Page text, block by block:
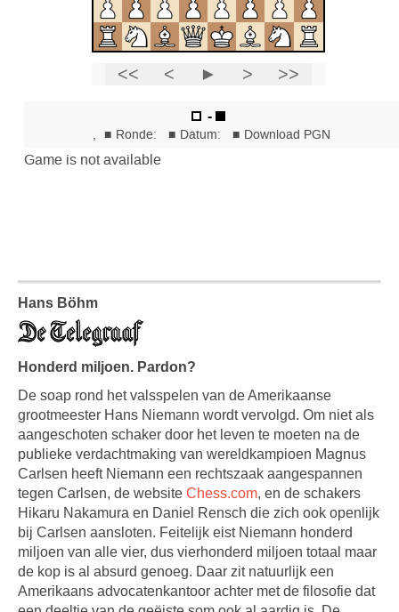
Hans Böhm
Honderd miljoen. Pardon?
De soap rond het valsspelen van de Amerikaanse
grootmeester Hans Niemann wordt vervolgd. Om niet als
aangeschoten schaker door het leven te moeten na de
publieke verdachtmaking van wereldkampioen Magnus
Carlsen heeft Niemann een rechtszaak aangespannen
tegen Carlsen, de website Chess.com, en de schakers
Hikaru Nakamura en Daniel Rensch die zich ook openlijk
bij Carlsen aansloten. Feitelijk eist Niemann honderd
miljoen van alle vier, dus vierhonderd miljoen totaal maar
de kop is al absurd genoeg. Daar zit natuurlijk een
Amerikaans advocatenkantoor achter met de filosofie dat